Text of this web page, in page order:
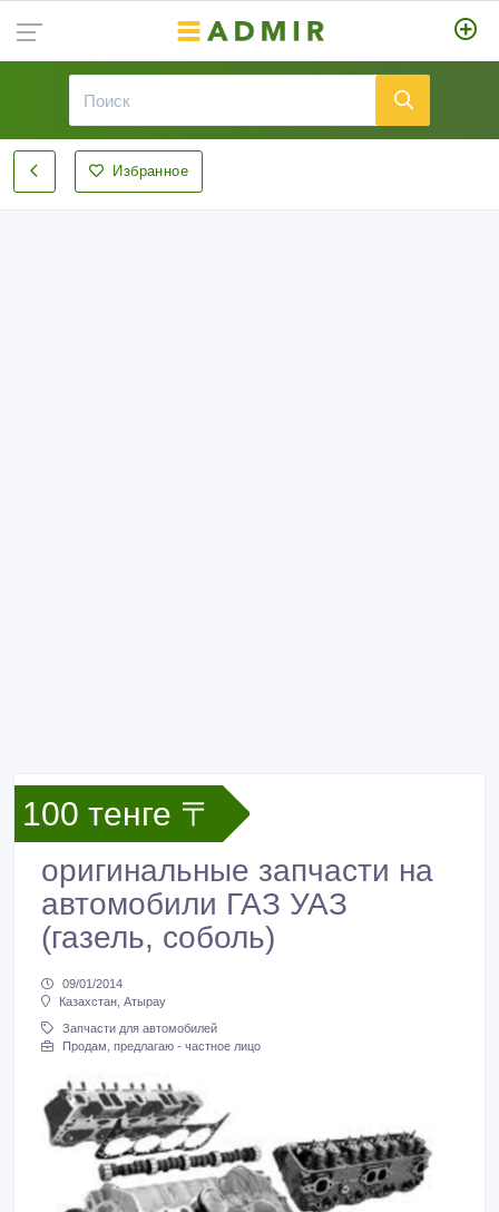
Избранное
100 тенге 〒
оригинальные запчасти на
автомобили ГАЗ УАЗ
(газель, соболь)
09/01/2014
Казахстан, Атырау
Запчасти для автомобилей
Продам, предлагаю - частное лицо